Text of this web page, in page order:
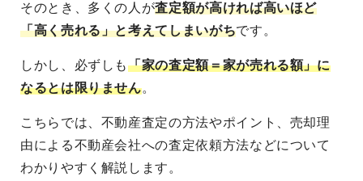
そのとき、多くの人が査定額が高ければ高いほど
「高く売れる」と考えてしまいがちです。
しかし、必ずしも「家の査定額＝家が売れる額」に
なるとは限りません。
こちらでは、不動産査定の方法やポイント、売却理
由による不動産会社への査定依頼方法などについて
わかりやすく解説します。